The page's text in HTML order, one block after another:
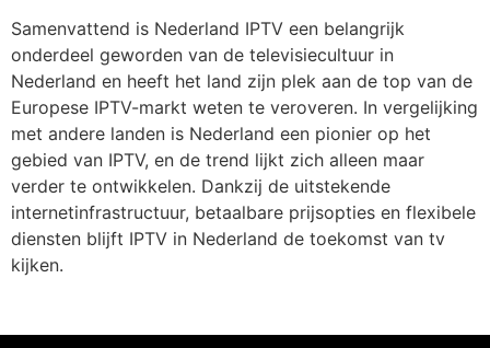
Samenvattend is Nederland IPTV een belangrijk
onderdeel geworden van de televisiecultuur in
Nederland en heeft het land zijn plek aan de top van de
Europese IPTV-markt weten te veroveren. In vergelijking
met andere landen is Nederland een pionier op het
gebied van IPTV, en de trend lijkt zich alleen maar
verder te ontwikkelen. Dankzij de uitstekende
internetinfrastructuur, betaalbare prijsopties en flexibele
diensten blijft IPTV in Nederland de toekomst van tv
kijken.